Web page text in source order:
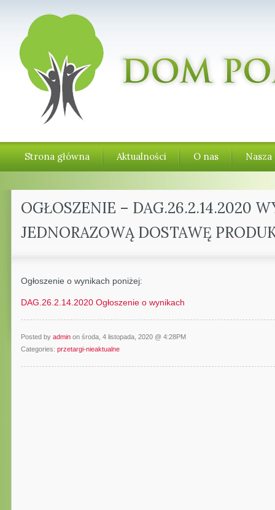
Strona główna Aktualności O nas
OGŁOSZENIE – DAG.26.2.14.2020
JEDNORAZOWĄ DOSTAWĘ
Ogłoszenie o wynikach poniżej:
DAG.26.2.14.2020 Ogłoszenie o wynikach
Posted by admin on środa, 4 listopada, 2020 @ 4:28PM
Categories: przetargi-nieaktualne